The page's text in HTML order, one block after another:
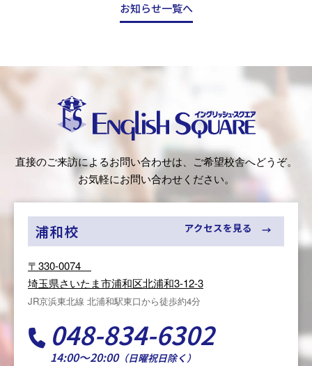
お知らせ一覧へ
イングリッシュ・スクエア（English
Square）
直接のご来訪によるお問い合わせは、ご希望校舎へどうぞ。
お気軽にお問い合わせください。
浦和校
〒330-0074
埼玉県さいたま市浦和区北浦和3-12-3
JR京浜東北線 北浦和駅東口から徒歩約4分
048-834-6302
14:00～20:00（日曜祝日除く）
アクセスを見る